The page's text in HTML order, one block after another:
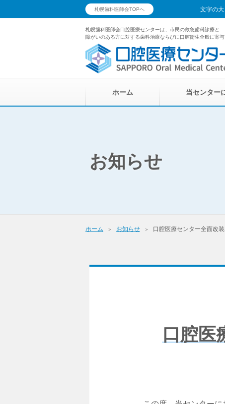
札幌歯科医師会TOPへ 文字の大
ホーム 当センター
札幌歯科医師会口腔医療センターは、市民の救急歯科診療と
障がいのある方に対する歯科治療ならびに口腔衛生全般に寄
お知らせ
ホーム お知らせ 口腔医療センター全面改
口腔医